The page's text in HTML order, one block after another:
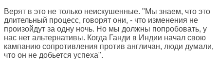
Верят в это не только неискушенные. "Мы знаем, что это
длительный процесс, говорят они, - что изменения не
произойдут за одну ночь. Но мы должны попробовать, у
нас нет альтернативы. Когда Ганди в Индии начал свою
кампанию сопротивления против англичан, люди думали,
что он не добьется успеха".